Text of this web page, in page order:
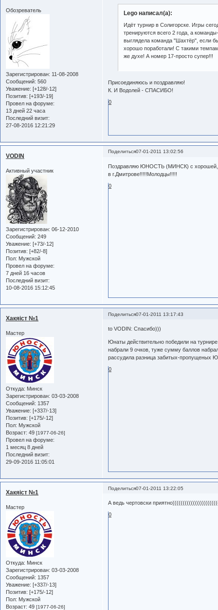
Обозреватель
Зарегистрирован: 11-08-2008
Сообщений: 560
Уважение: [+128/-12]
Позитив: [+193/-19]
Провел на форуме:
13 дней 22 часа
Последний визит:
27-08-2016 12:21:29
Lego написал(а):
Идёт турнир в Солигорске. Игры
тренируются всего 2 года, а
выглядела команда "Шахтёр", если
хорошо поработали! С такими
же духе! А номер 17-просто супер!!!
Присоединяюсь и поздравляю!
К. И Водолей - СПАСИБО!
0
Поделиться07-01-2011 13:02:56
VODIN
Активный участник
Зарегистрирован: 06-12-2010
Сообщений: 249
Уважение: [+73/-12]
Позитив: [+82/-8]
Пол: Мужской
Провел на форуме:
7 дней 16 часов
Последний визит:
10-08-2016 15:12:45
Поздравляю ЮНОСТЬ (МИНСК) с
в г.Дмитрове!!!!!Молодцы!!!!!
0
Поделиться07-01-2011 13:17:43
Хакяiст №1
Мастер
Откуда: Минск
Зарегистрирован: 03-03-2008
Сообщений: 1357
Уважение: [+337/-13]
Позитив: [+175/-12]
Пол: Мужской
Возраст: 49 [1977-06-26]
Провел на форуме:
1 месяц 8 дней
Последний визит:
29-09-2016 11:05:01
to VODIN: Спасибо)))
Юнаты действительно победили на
набрали 9 очков, туже сумму баллов
рассудила разница забитых-пропущеных
0
Поделиться07-01-2011 13:22:05
Хакяiст №1
Мастер
Откуда: Минск
Зарегистрирован: 03-03-2008
Сообщений: 1357
Уважение: [+337/-13]
Позитив: [+175/-12]
Пол: Мужской
Возраст: 49 [1977-06-26]
А ведь чертовски
0